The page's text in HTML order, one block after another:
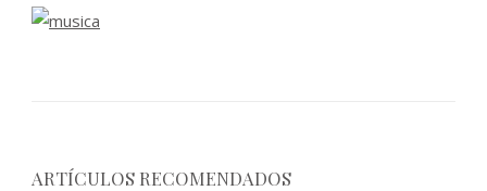
ARTÍCULOS RECOMENDADOS